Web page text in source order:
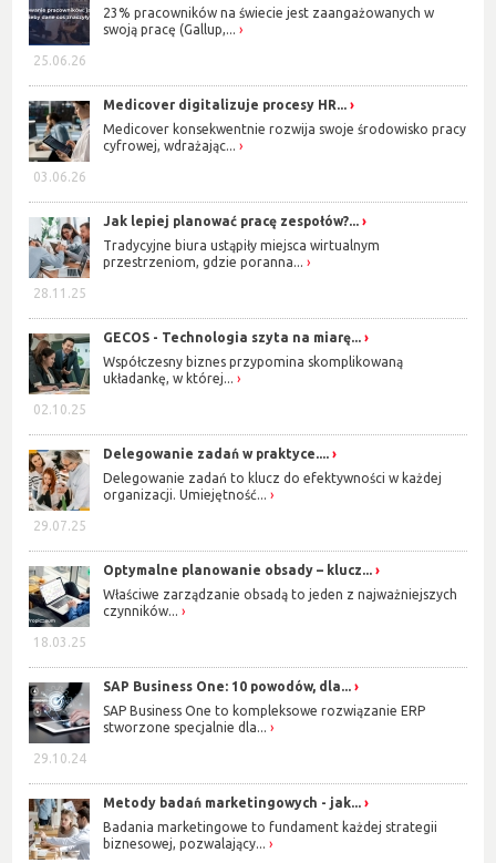
25.06.26
23% pracowników na świecie jest zaangażowanych w
swoją pracę (Gallup,...
03.06.26
Medicover digitalizuje procesy HR...
Medicover konsekwentnie rozwija swoje środowisko pracy
cyfrowej, wdrażając...
28.11.25
Jak lepiej planować pracę zespołów?...
Tradycyjne biura ustąpiły miejsca wirtualnym
przestrzeniom, gdzie poranna...
02.10.25
GECOS - Technologia szyta na miarę...
Współczesny biznes przypomina skomplikowaną
układankę, w której...
29.07.25
Delegowanie zadań w praktyce....
Delegowanie zadań to klucz do efektywności w każdej
organizacji. Umiejętność...
18.03.25
Optymalne planowanie obsady – klucz...
Właściwe zarządzanie obsadą to jeden z najważniejszych
czynników...
29.10.24
SAP Business One: 10 powodów, dla...
SAP Business One to kompleksowe rozwiązanie ERP
stworzone specjalnie dla...
Metody badań marketingowych - jak...
Badania marketingowe to fundament każdej strategii
biznesowej, pozwalający...